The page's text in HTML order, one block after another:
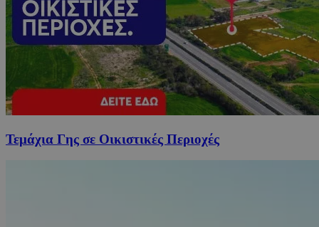
Τεμάχια Γης σε Οικιστικές Περιοχές